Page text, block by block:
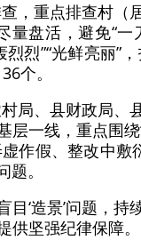
，重点排查村（
盘活，避免“
烈”“光鲜亮丽”
个。
局、县财政局、
一线，重点围绕
作假、整改中敷
。
目‘造景’问题，
供坚强纪律保障